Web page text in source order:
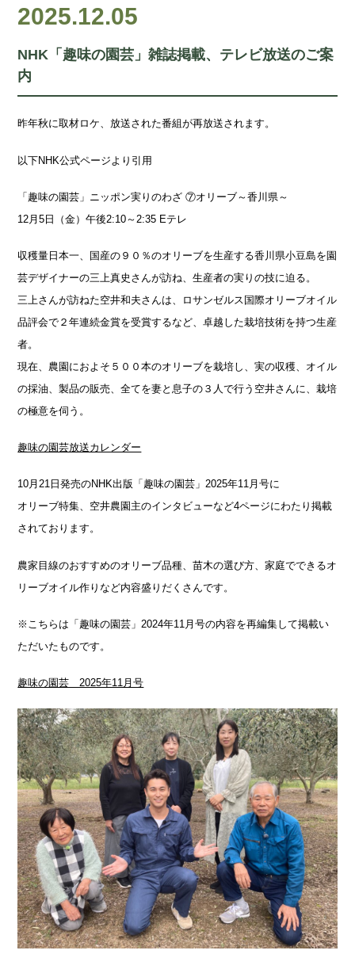
2025.12.05
NHK「趣味の園芸」雑誌掲載、テレビ放送のご案
内
昨年秋に取材ロケ、放送された番組が再放送されます。
以下NHK公式ページより引用
「趣味の園芸」ニッポン実りのわざ ⑦オリーブ～香川県～
12月5日（金）午後2:10～2:35 Eテレ
収穫量日本一、国産の９０％のオリーブを生産する香川県小豆島を園
芸デザイナーの三上真史さんが訪ね、生産者の実りの技に迫る。
三上さんが訪ねた空井和夫さんは、ロサンゼルス国際オリーブオイル
品評会で２年連続金賞を受賞するなど、卓越した栽培技術を持つ生産
者。
現在、農園におよそ５００本のオリーブを栽培し、実の収穫、オイル
の採油、製品の販売、全てを妻と息子の３人で行う空井さんに、栽培
の極意を伺う。
趣味の園芸放送カレンダー
10月21日発売のNHK出版「趣味の園芸」2025年11月号に
オリーブ特集、空井農園主のインタビューなど4ページにわたり掲載
されております。
農家目線のおすすめのオリーブ品種、苗木の選び方、家庭でできるオ
リーブオイル作りなど内容盛りだくさんです。
※こちらは「趣味の園芸」2024年11月号の内容を再編集して掲載い
ただいたものです。
趣味の園芸 2025年11月号